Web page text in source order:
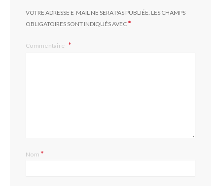
VOTRE ADRESSE E-MAIL NE SERA PAS PUBLIÉE. LES CHAMPS
OBLIGATOIRES SONT INDIQUÉS AVEC*
Commentaire
Nom*